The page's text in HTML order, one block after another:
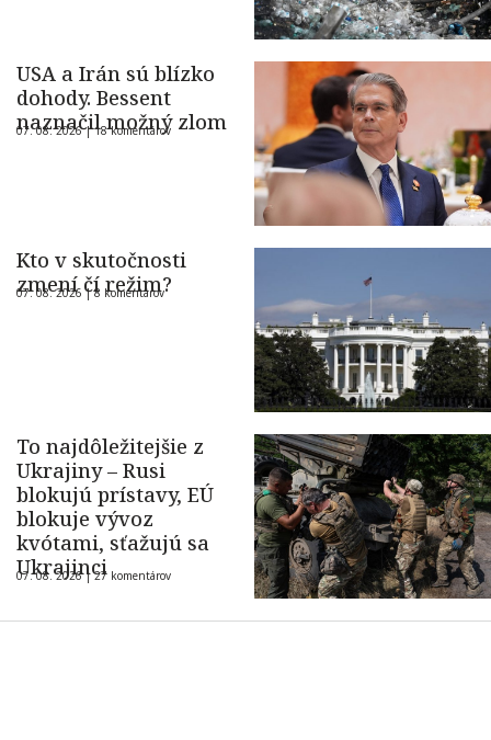
USA a Irán sú blízko
dohody. Bessent
naznačil možný zlom
07. 08. 2026 |18 komentárov
Kto v skutočnosti
zmení čí režim?
07. 08. 2026 |8 komentárov
To najdôležitejšie z
Ukrajiny – Rusi
blokujú prístavy, EÚ
blokuje vývoz
kvótami, sťažujú sa
Ukrajinci
07. 08. 2026 |27 komentárov